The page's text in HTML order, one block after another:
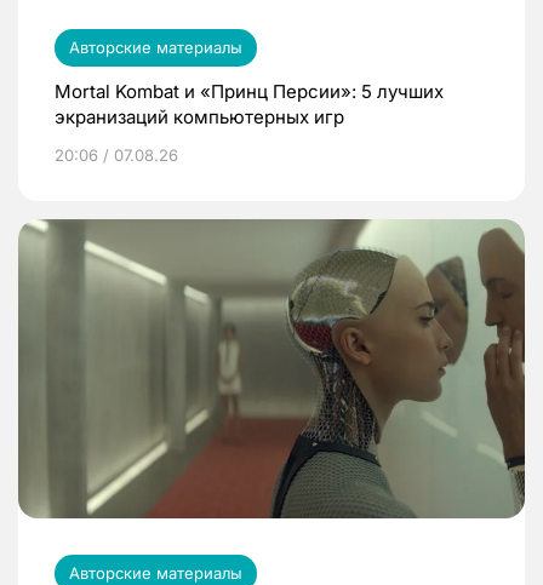
Авторские материалы
Mortal Kombat и «Принц Персии»: 5 лучших
экранизаций компьютерных игр
20:06 / 07.08.26
Авторские материалы